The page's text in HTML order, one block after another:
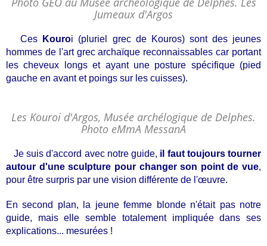
Jumeaux d'Argos
Ces Kouroi (pluriel grec de Kouros) sont des jeunes
hommes de l'art grec archaïque reconnaissables car portant
les cheveux longs et ayant une posture spécifique (pied
gauche en avant et poings sur les cuisses).
Les Kouroi d'Argos, Musée archélogique de Delphes.
Photo eMmA MessanA
Je suis d'accord avec notre guide, il faut toujours tourner
autour d'une sculpture pour changer son point de vue,
pour être surpris par une vision différente de l'œuvre.
En second plan, la jeune femme blonde n'était pas notre
guide, mais elle semble totalement impliquée dans ses
explications... mesurées !